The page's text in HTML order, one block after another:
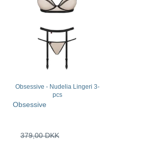
Obsessive - Nudelia Lingeri 3-
pcs
Obsessive
379,00 DKK